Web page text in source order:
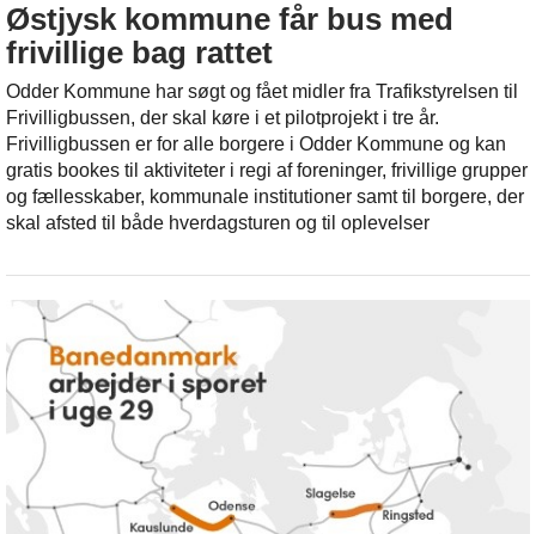
Østjysk kommune får bus med
frivillige bag rattet
Odder Kommune har søgt og fået midler fra Trafikstyrelsen til
Frivilligbussen, der skal køre i et pilotprojekt i tre år.
Frivilligbussen er for alle borgere i Odder Kommune og kan
gratis bookes til aktiviteter i regi af foreninger, frivillige grupper
og fællesskaber, kommunale institutioner samt til borgere, der
skal afsted til både hverdagsturen og til oplevelser